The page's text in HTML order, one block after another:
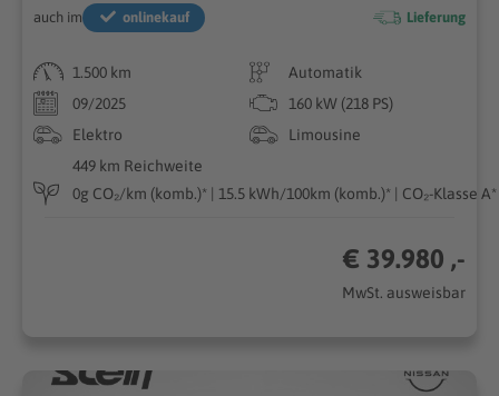
auch im onlinekauf Lieferung
1.500 km
Automatik
09/2025
160 kW (218 PS)
Elektro
Limousine
449 km Reichweite
0g CO₂/km (komb.)* | 15.5 kWh/100km (komb.)* | CO₂-Klasse A*
€ 39.980 ,-
MwSt. ausweisbar